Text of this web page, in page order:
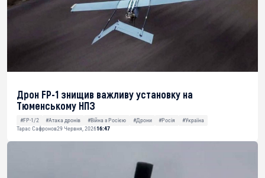
Дрон FP-1 знищив важливу установку на
Тюменському НПЗ
#FP-1/2 #Атака дронів #Війна з Росією #Дрони #Росія
#Україна
Тарас Сафронов29 Червня, 202616:47